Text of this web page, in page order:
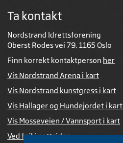
Ta kontakt
Nordstrand Idrettsforening
Oberst Rodes vei 79, 1165 Oslo
Finn korrekt kontaktperson her
Vis Nordstrand Arena i kart
Vis Nordstrand kunstgress i kart
Vis Hallager og Hundejordet i kart
Vis Mosseveien / Vannsport i kart
Ved feil i nettsiden